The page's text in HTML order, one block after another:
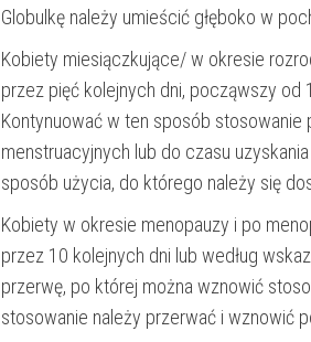
Globulkę należy umieścić głęboko w
Kobiety miesiączkujące/ w okresie
przez pięć kolejnych dni, począwszy od
Kontynuować w ten sposób
menstruacyjnych lub do czasu
sposób użycia, do którego należy się
Kobiety w okresie menopauzy i po
przez 10 kolejnych dni lub według
przerwę, po której można wznowić
stosowanie należy przerwać i wznowić